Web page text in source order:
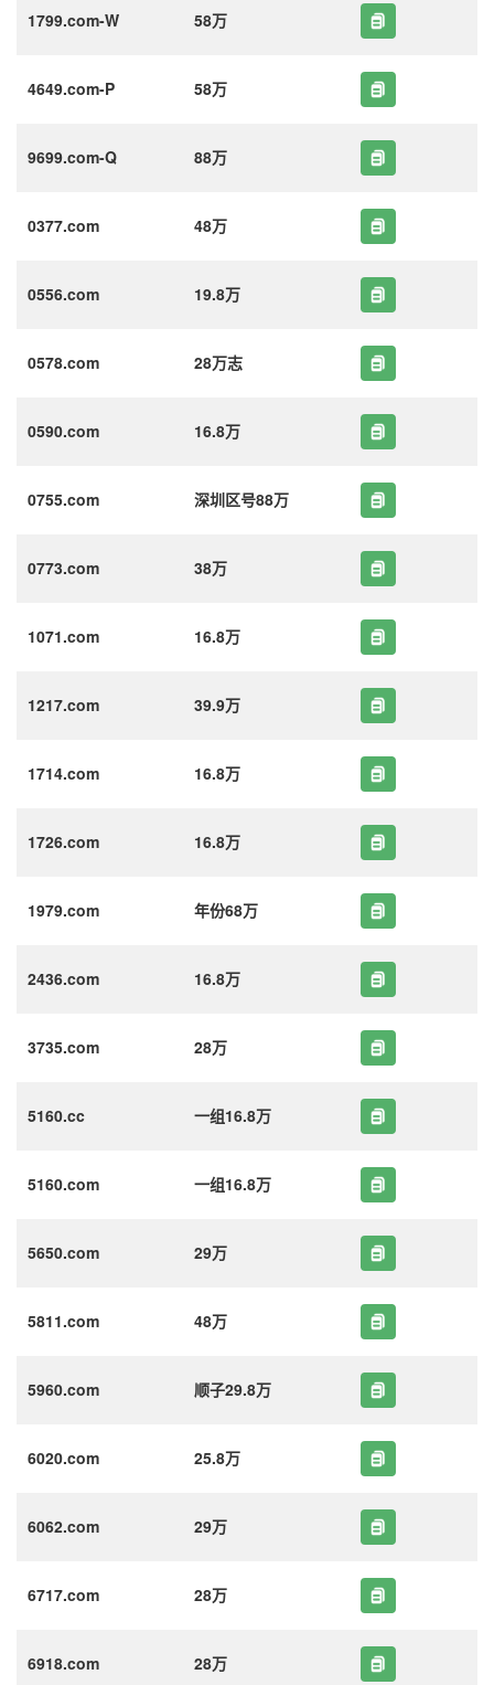
1799.com-W 58万
4649.com-P 58万
9699.com-Q 88万
0377.com 48万
0556.com 19.8万
0578.com 28万志
0590.com 16.8万
0755.com 深圳区号88万
0773.com 38万
1071.com 16.8万
1217.com 39.9万
1714.com 16.8万
1726.com 16.8万
1979.com 年份68万
2436.com 16.8万
3735.com 28万
5160.cc 一组16.8万
5160.com 一组16.8万
5650.com 29万
5811.com 48万
5960.com 顺子29.8万
6020.com 25.8万
6062.com 29万
6717.com 28万
6918.com 28万